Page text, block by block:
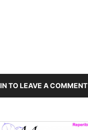
TO LEAVE A COMMENT